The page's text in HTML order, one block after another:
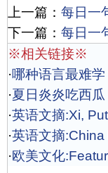
上一篇： 每日一
下一篇： 每日一
※相关链接※
·哪种语言最难学
·夏日炎炎吃西
·英语文摘:Xi,
·英语文摘
·欧美文化